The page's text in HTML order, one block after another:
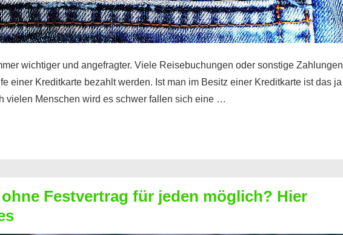
wichtiger und angefragter. Viele Reisebuchungen oder sonstige Zahlungen
einer Kreditkarte bezahlt werden. Ist man im Besitz einer Kreditkarte ist das ja
vielen Menschen wird es schwer fallen sich eine …
Festvertrag für jeden möglich? Hier